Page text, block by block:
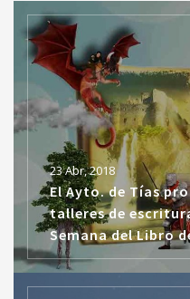
23 Abr, 2018
El Ayto. de Tías
talleres de
Semana del Libro